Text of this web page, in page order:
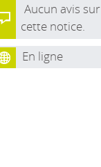
Aucun avis sur
cette notice.
En ligne